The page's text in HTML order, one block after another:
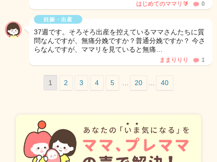
はじめてのママリ🔰 0
妊娠・出産
37週です。そろそろ出産を控えているママさんたちに質
問なんですが、無痛分娩ですか？普通分娩ですか？ 今さ
らなんですが、ママリを見ていると無痛…
ままりりり 1
1 2 3 4 5 20 40